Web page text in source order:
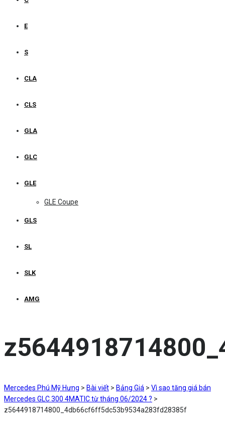
E
S
CLA
CLS
GLA
GLC
GLE
GLE Coupe
GLS
SL
SLK
AMG
Mercedes Phú Mỹ Hưng > Bài viết > Bảng Giá > Vì sao tăng giá bán
Mercedes GLC 300 4MATIC từ tháng 06/2024 ? >
z5644918714800_4db66cf6ff5dc53b9534a283fd28385f